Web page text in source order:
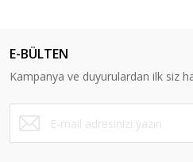
E-BÜLTEN
Kampanya ve duyurulardan ilk siz